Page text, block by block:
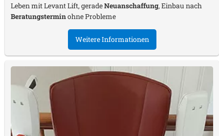
Leben mit Levant Lift, geradeNeuanschaffung, Einbau nach
Beratungsterminohne Probleme
Weitere Informationen